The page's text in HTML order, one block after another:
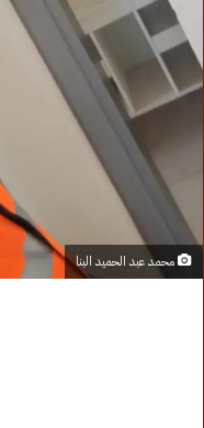
محمد عبد الحميد البنا